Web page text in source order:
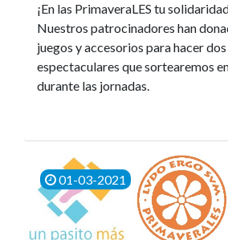
¡En las PrimaveraLES tu
Nuestros patrocinadores han
juegos y accesorios para hacer
espectaculares que sortearemos
durante las jornadas.
01-03-2021